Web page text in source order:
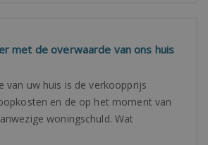
met de overwaarde van ons huis
van uw huis is de verkoopprijs
en de op het moment van
woningschuld. Wat